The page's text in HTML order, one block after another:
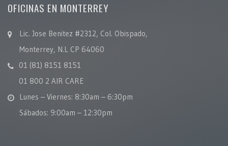
OFICINAS EN MONTERREY
Lic. Jose Benitez #2312, Col. Obispado,
Monterrey, N.L CP 64060
01 (81) 8151 8151
01 800 2 AIR CARE
Lunes – Viernes: 8:30am – 6:30pm
Sábados: 9:00am – 12:30pm